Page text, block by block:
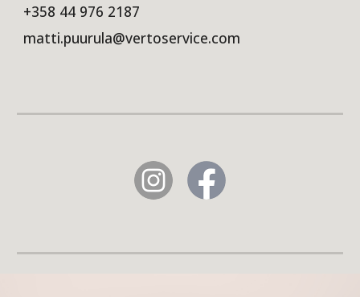
+358 44 976 2187
matti.puurula@vertoservice.com